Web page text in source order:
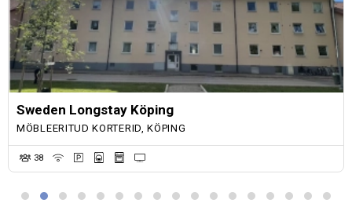
Sweden Longstay Köping
MÖBLEERITUD KORTERID, KÖPING
38